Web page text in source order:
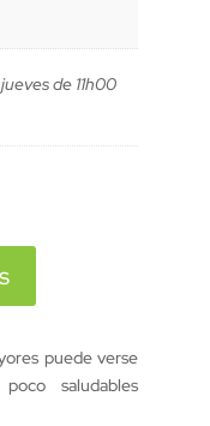
de 11h00
puede verse
saludables